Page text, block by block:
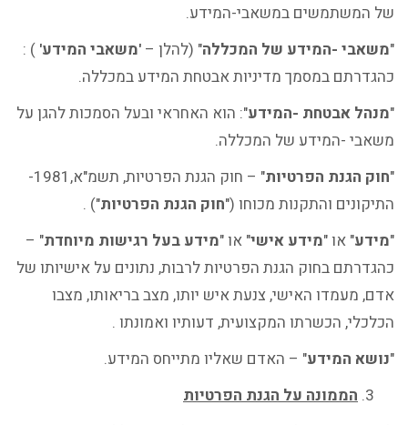
של המשתמשים במשאבי-המידע.
"משאבי -המידע של המכללה" (להלן – 'משאבי המידע' ) :
כהגדרתם במסמך מדיניות אבטחת המידע במכללה.
"מנהל אבטחת -המידע": הוא האחראי ובעל הסמכות להגן על
משאבי -המידע של המכללה.
"חוק הגנת הפרטיות
" – חוק הגנת הפרטיות, תשמ"א,1981-
התיקונים והתקנות מכוחו ("חוק הגנת הפרטיות") .
"מידע" או "מידע אישי" או "מידע בעל רגישות מיוחדת" –
כהגדרתם בחוק הגנת הפרטיות לרבות, נתונים על אישיותו של
אדם, מעמדו האישי, צנעת איש יותו, מצב בריאותו, מצבו
הכלכלי, הכשרתו המקצועית, דעותיו ואמונתו .
"נושא המידע" – האדם שאליו מתייחס המידע.
הממונה על הגנת הפרטיות